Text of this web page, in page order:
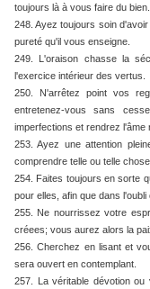
toujours là à vous faire du bien.
248. Ayez toujours soin
pureté qu'il vous enseigne.
249. L'oraison chasse la
l'exercice intérieur des vertus.
250. N'arrêtez point vos
entretenez-vous sans
imperfections et rendrez l'âme
253. Ayez une attention
comprendre telle ou telle
254. Faites toujours en sorte
pour elles, afin que dans
255. Ne nourrissez votre
créees; vous aurez alors la
256. Cherchez en lisant et
sera ouvert en contemplant.
257. La véritable dévotion